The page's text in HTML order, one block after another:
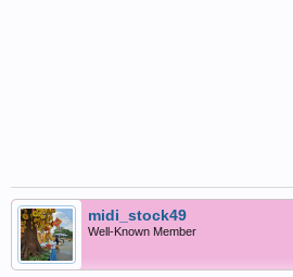
midi_stock49
Well-Known Member